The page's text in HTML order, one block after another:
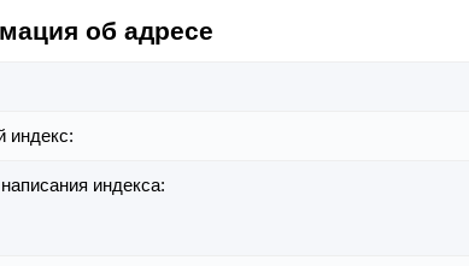
об адресе
индекс:
индекса: